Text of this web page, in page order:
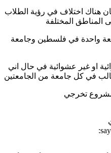
هناك اختلاف في رؤية الطلاب
المناطق المختلفة
واحدة في فلسطين وجامعة
او غير عشوائية في حال اني
مشروع تخرجي